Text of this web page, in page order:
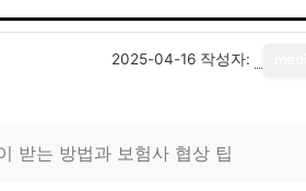
2025-04-16 작성자:
받는 방법과 보험사 협상 팁